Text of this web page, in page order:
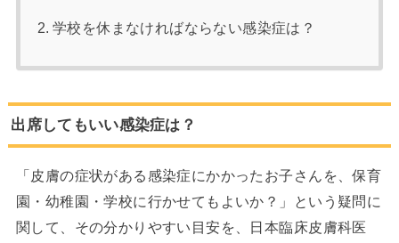
学校を休まなければならない感染症は？
出席してもいい感染症は？
「皮膚の症状がある感染症にかかったお子さんを、保育
園・幼稚園・学校に行かせてもよいか？」という疑問に
関して、その分かりやすい目安を、日本臨床皮膚科医